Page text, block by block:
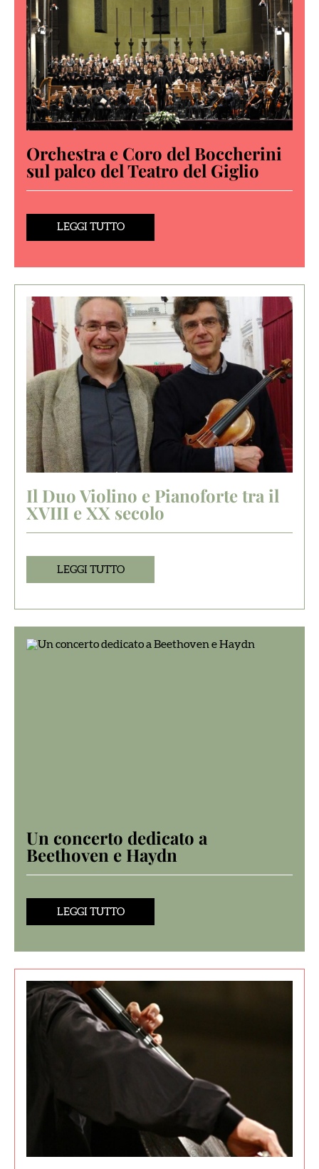
Orchestra e Coro del Boccherini
sul palco del Teatro del Giglio
LEGGI TUTTO
Il Duo Violino e Pianoforte tra il
XVIII e XX secolo
LEGGI TUTTO
Un concerto dedicato a
Beethoven e Haydn
LEGGI TUTTO